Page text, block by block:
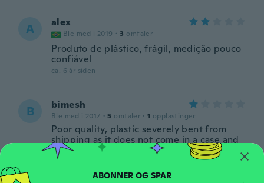
A alex
Ble med i 2019 · 3 omtaler
Produto de plástico, frágil, medição pouco
confiável
ca. 6 år siden
B bimesh
Ble med i 2017 · 5 omtaler · 1 opplastinger
Poor quality, plastic severely bent from
shipping as it does not come in a case and
was not packaged properly. The biggest
issue was the reading which was way off,
(gave my 5 year old nephew as a toy). This